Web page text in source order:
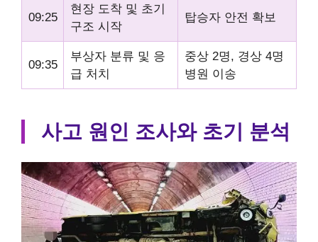
09:25
현장 도착 및 초기
구조 시작
탑승자 안전 확보
09:35
부상자 분류 및 응
급 처치
중상 2명, 경상 4명
병원 이송
사고 원인 조사와 초기 분석